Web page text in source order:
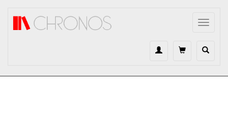
Toggle